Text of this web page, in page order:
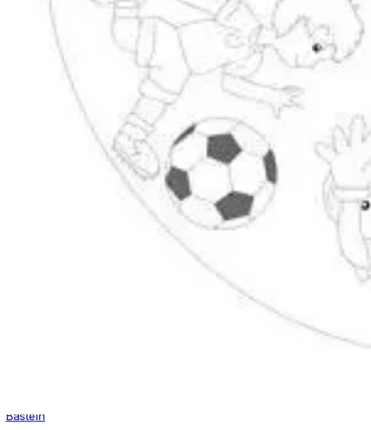
Entdecke unsere Themen
Basteln